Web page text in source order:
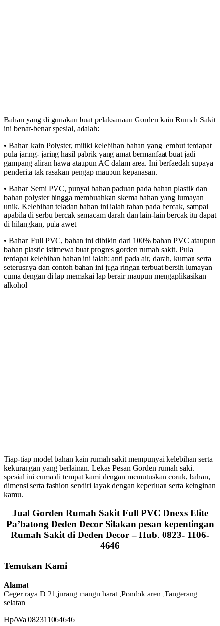
Bahan yang di gunakan buat pelaksanaan Gorden kain Rumah Sakit
ini benar-benar spesial, adalah:
• Bahan kain Polyster, miliki kelebihan bahan yang lembut terdapat
pula jaring- jaring hasil pabrik yang amat bermanfaat buat jadi
gampang aliran hawa ataupun AC dalam area. Ini berfaedah supaya
penderita tak rasakan pengap maupun kepanasan.
• Bahan Semi PVC, punyai bahan paduan pada bahan plastik dan
bahan polyster hingga membuahkan skema bahan yang lumayan
unik. Kelebihan teladan bahan ini ialah tahan pada bercak, sampai
apabila di serbu bercak semacam darah dan lain-lain bercak itu dapat
di hilangkan, pula awet
• Bahan Full PVC, bahan ini dibikin dari 100% bahan PVC ataupun
bahan plastic istimewa buat progres gorden rumah sakit. Pula
terdapat kelebihan bahan ini ialah: anti pada air, darah, kuman serta
seterusnya dan contoh bahan ini juga ringan terbuat bersih lumayan
cuma dengan di lap memakai lap berair maupun mengaplikasikan
alkohol.
Tiap-tiap model bahan kain rumah sakit mempunyai kelebihan serta
kekurangan yang berlainan. Lekas Pesan Gorden rumah sakit
spesial ini cuma di tempat kami dengan memutuskan corak, bahan,
dimensi serta fashion sendiri layak dengan keperluan serta keinginan
kamu.
Jual Gorden Rumah Sakit Full PVC Dnexs Elite
Pa’batong Deden Decor Silakan pesan kepentingan
Rumah Sakit di Deden Decor – Hub. 0823- 1106-
4646
Temukan Kami
Alamat
Ceger raya D 21,jurang mangu barat ,Pondok aren ,Tangerang
selatan
Hp/Wa 082311064646